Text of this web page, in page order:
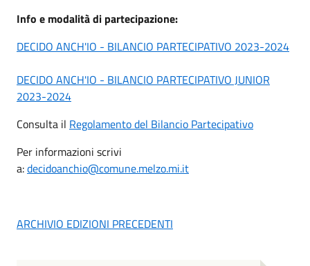
Info e modalità di partecipazione:
DECIDO ANCH'IO - BILANCIO PARTECIPATIVO 2023-2024
DECIDO ANCH'IO - BILANCIO PARTECIPATIVO JUNIOR
2023-2024
Consulta il Regolamento del Bilancio Partecipativo
Per informazioni scrivi
a:decidoanchio@comune.melzo.mi.it
ARCHIVIO EDIZIONI PRECEDENTI